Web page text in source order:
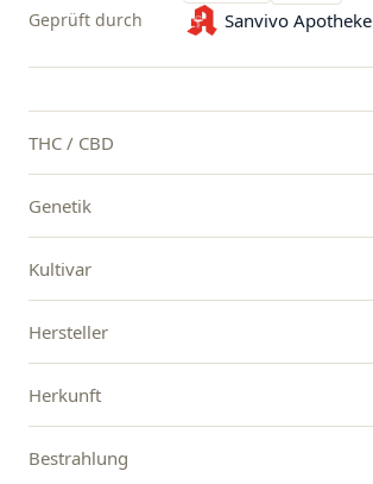
Geprüft durch
Sanvivo Apotheke
THC / CBD
Genetik
Kultivar
Hersteller
Herkunft
Bestrahlung